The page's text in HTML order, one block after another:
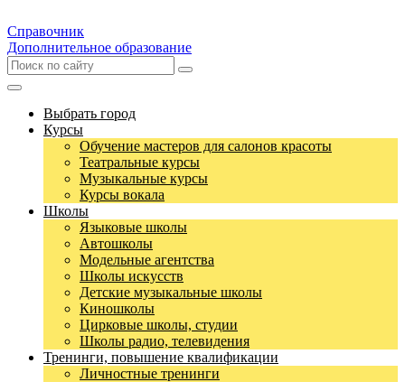
Справочник
Дополнительное образование
Выбрать город
Курсы
Обучение мастеров для салонов красоты
Театральные курсы
Музыкальные курсы
Курсы вокала
Школы
Языковые школы
Автошколы
Модельные агентства
Школы искусств
Детские музыкальные школы
Киношколы
Цирковые школы, студии
Школы радио, телевидения
Тренинги, повышение квалификации
Личностные тренинги